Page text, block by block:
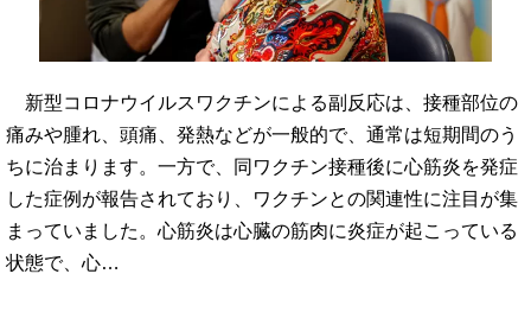
新型コロナウイルスワクチンによる副反応は、接種部位の
痛みや腫れ、頭痛、発熱などが一般的で、通常は短期間のう
ちに治まります。一方で、同ワクチン接種後に心筋炎を発症
した症例が報告されており、ワクチンとの関連性に注目が集
まっていました。心筋炎は心臓の筋肉に炎症が起こっている
状態で、心…